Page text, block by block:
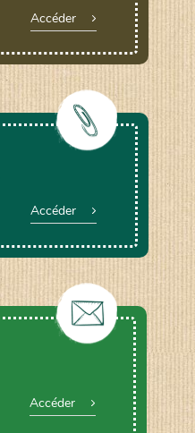
Accéder
Accéder
Accéder